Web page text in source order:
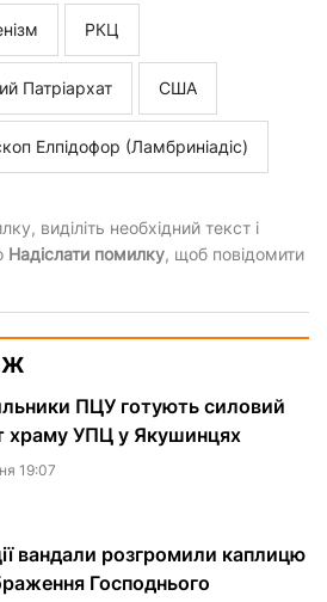
РКЦ
Патріархат США
Елпідофор (Ламбриніадіс)
виділіть необхідний текст і
Надіслати помилку, щоб повідомити
ПЦУ готують силовий
храму УПЦ у Якушинцях
19:07
вандали розгромили каплицю
Господнього